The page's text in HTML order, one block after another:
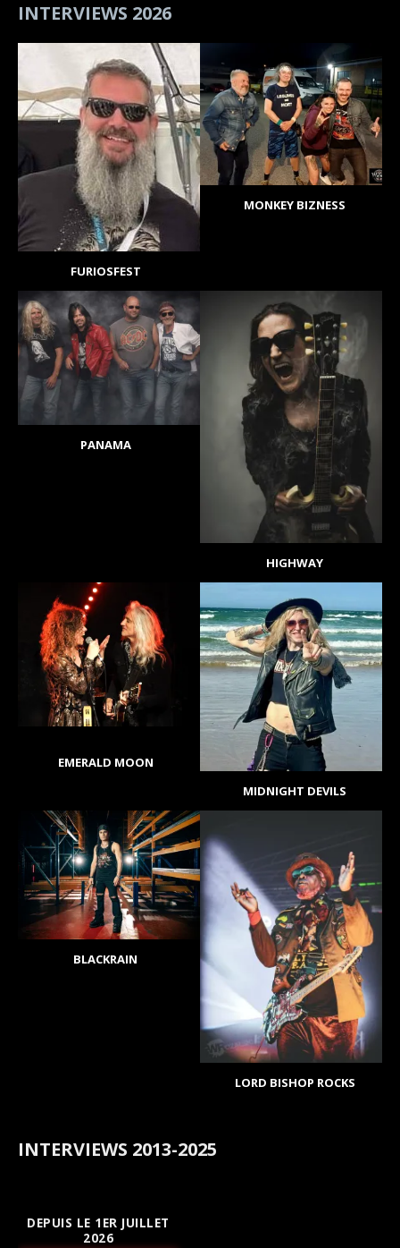
INTERVIEWS 2026
FURIOSFEST
MONKEY BIZNESS
PANAMA
HIGHWAY
EMERALD MOON
MIDNIGHT DEVILS
BLACKRAIN
LORD BISHOP ROCKS
INTERVIEWS 2013-2025
DEPUIS LE 1ER JUILLET
2026